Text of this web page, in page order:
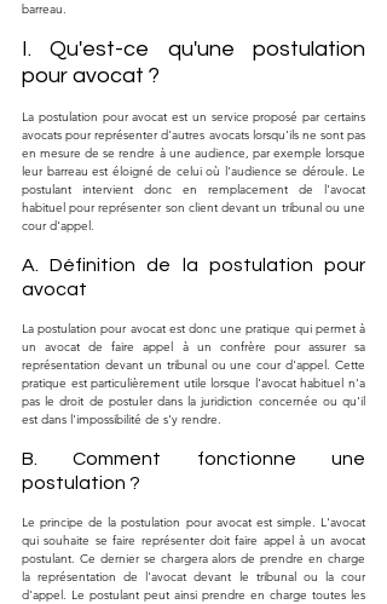
barreau.
I. Qu'est-ce qu'une postulation
pour avocat ?
La postulation pour avocat est un service proposé par certains
avocats pour représenter d'autres avocats lorsqu'ils ne sont pas
en mesure de se rendre à une audience, par exemple lorsque
leur barreau est éloigné de celui où l'audience se déroule. Le
postulant intervient donc en remplacement de l'avocat
habituel pour représenter son client devant un tribunal ou une
cour d'appel.
A. Définition de la postulation pour
avocat
La postulation pour avocat est donc une pratique qui permet à
un avocat de faire appel à un confrère pour assurer sa
représentation devant un tribunal ou une cour d'appel. Cette
pratique est particulièrement utile lorsque l'avocat habituel n'a
pas le droit de postuler dans la juridiction concernée ou qu'il
est dans l'impossibilité de s'y rendre.
B. Comment fonctionne une
postulation ?
Le principe de la postulation pour avocat est simple. L'avocat
qui souhaite se faire représenter doit faire appel à un avocat
postulant. Ce dernier se chargera alors de prendre en charge
la représentation de l'avocat devant le tribunal ou la cour
d'appel. Le postulant peut ainsi prendre en charge toutes les